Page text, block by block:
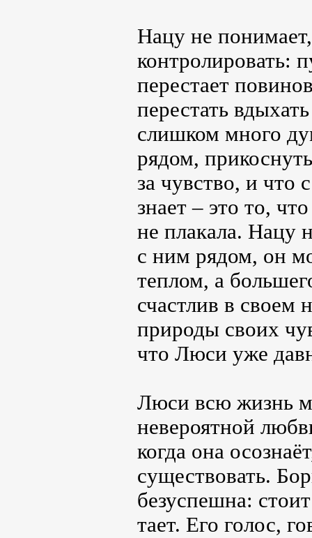
Нацу не
контролировать:
перестает
перестать
слишком много
рядом,
за чувство, и что
знает – это то,
не плакала. Нацу
с ним рядом, он
теплом, а
счастлив в своем
природы своих
что Люси уже
Люси всю жизнь
невероятной
когда она
существовать.
безуспешна:
тает. Его голос,